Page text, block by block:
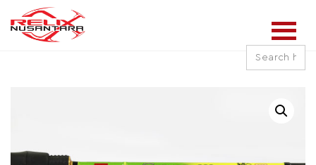
for: